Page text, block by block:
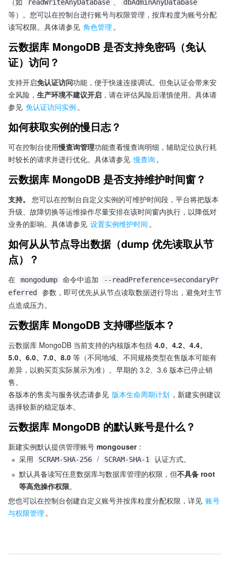
readWriteAnyDatabase dbAdminAnyDatabase
等）。您可以在控制台进行账号与权限管理，按库粒度为账号分配
读写权限。具体请参见 角色管理 。
云数据库 MongoDB 是否支持免密码（免认
证）访问？
支持开启免认证访问功能，便于快速连接调试。但免认证会带来安
全风险， 生产环境不建议开启 ，请在评估风险后谨慎使用。具体请
参见 免认证访问实例 。
如何获取实例的慢日志？
可在控制台使用慢查询管理功能查看慢查询明细，辅助定位执行耗
时较长的请求并进行优化。具体请参见 慢查询 。
云数据库 MongoDB 是否支持维护时间窗？
支持。
您可以在控制台自定义实例的可维护时间段，平台将把版本
升级、故障切换等运维操作尽量安排在该时间窗内执行，以降低对
业务的影响。具体请参见 设置实例维护时间 。
如何从从节点导出数据（dump 优先读取从节
点）？
在 mongodump 命令中追加
--readPreference=secondaryPr
eferred
参数，即可优先从从节点读取数据进行导出，避免对主节
点造成压力。
云数据库 MongoDB 支持哪些版本？
云数据库 MongoDB 当前支持的内核版本包括 4.0、4.2、4.4、
5.0、6.0、7.0、8.0 等（不同地域、不同规格类型在售版本可能有
差异，以购买页实际展示为准）。早期的 3.2、3.6 版本已停止销
售。
各版本的售卖与服务状态请参见 版本生命周期计划 ，新建实例建议
选择较新的稳定版本。
云数据库 MongoDB 的默认账号是什么？
新建实例默认提供管理账号 mongouser：
采用
SCRAM-SHA-256 / SCRAM-SHA-1
认证方式。
默认具备读写任意数据库与数据库管理的权限，但不具备 root
等高危操作权限。
您也可以在控制台创建自定义账号并按库粒度分配权限，详见 账号
与权限管理 。